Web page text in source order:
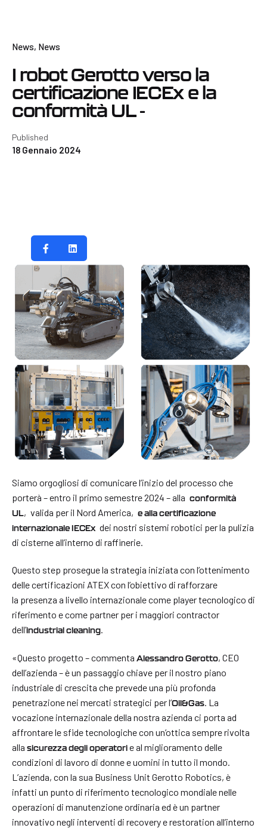
News News
I robot Gerotto verso la
certificazione IECEx e la
conformità UL -
Published
18 Gennaio 2024
Siamo orgogliosi di comunicare l’inizio del processo che
porterà – entro il primo semestre 2024 – alla conformità
UL, valida per il Nord America, e alla certificazione
internazionale IECEx dei nostri sistemi robotici per la pulizia
di cisterne all’interno di raffinerie.
Questo step prosegue la strategia iniziata con l’ottenimento
delle certificazioni ATEX con l’obiettivo di rafforzare
la presenza a livello internazionale come player tecnologico di
riferimento e come partner per i maggiori contractor
dell’industrial cleaning.
«Questo progetto – commenta Alessandro Gerotto, CEO
dell’azienda – è un passaggio chiave per il nostro piano
industriale di crescita che prevede una più profonda
penetrazione nei mercati strategici per l’Oil&Gas. La
vocazione internazionale della nostra azienda ci porta ad
affrontare le sfide tecnologiche con un’ottica sempre rivolta
alla sicurezza degli operatorie al miglioramento delle
condizioni di lavoro di donne e uomini in tutto il mondo.
L’azienda, con la sua Business Unit Gerotto Robotics, è
infatti un punto di riferimento tecnologico mondiale nelle
operazioni di manutenzione ordinaria ed è un partner
innovativo negli interventi di recovery e restoration all’interno